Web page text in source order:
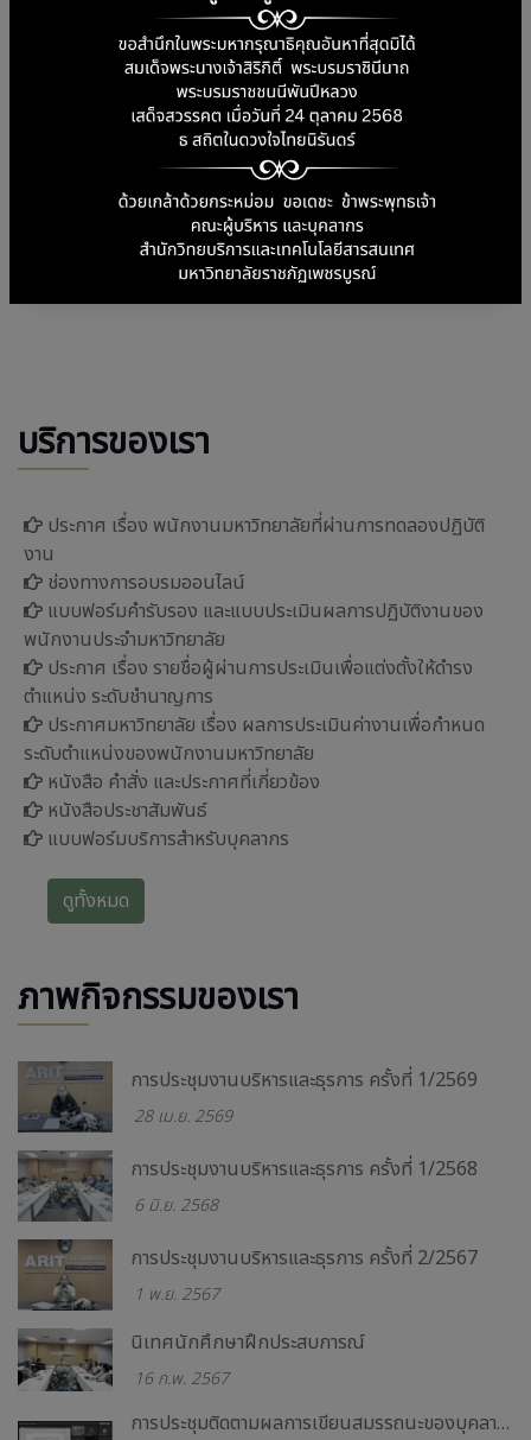
บริการของเรา
ประกาศ เรื่อง พนักงานมหาวิทยาลัยที่ผ่านการทดลองปฏิบัติ
งาน
ช่องทางการอบรมออนไลน์
แบบฟอร์มคำรับรอง และแบบประเมินผลการปฏิบัติงานของ
พนักงานประจำมหาวิทยาลัย
ประกาศ เรื่อง รายชื่อผู้ผ่านการประเมินเพื่อแต่งตั้งให้ดำรง
ตำแหน่ง ระดับชำนาญการ
ประกาศมหาวิทยาลัย เรื่อง ผลการประเมินค่างานเพื่อกำหนด
ระดับตำแหน่งของพนักงานมหาวิทยาลัย
หนังสือ คำสั่ง และประกาศที่เกี่ยวข้อง
หนังสือประชาสัมพันธ์
แบบฟอร์มบริการสำหรับบุคลากร
ดูทั้งหมด
ภาพกิจกรรมของเรา
การประชุมงานบริหารและธุรการ ครั้งที่ 1/2569
28 เม.ย. 2569
การประชุมงานบริหารและธุรการ ครั้งที่ 1/2568
6 มิ.ย. 2568
การประชุมงานบริหารและธุรการ ครั้งที่ 2/2567
1 พ.ย. 2567
นิเทศนักศึกษาฝึกประสบการณ์
16 ก.พ. 2567
การประชุมติดตามผลการเขียนสมรรถนะของบุคลากรสำนักฯ